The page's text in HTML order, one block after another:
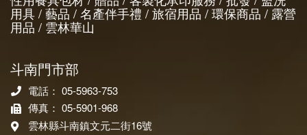
用具 / 藝品 / 名產伴手禮 / 旅宿用品 / 環保商品 / 露營
用品 / 雲林華山
斗南門市部
電話： 05-5963-753
傳真： 05-5901-968
雲林縣斗南鎮文元二街16號